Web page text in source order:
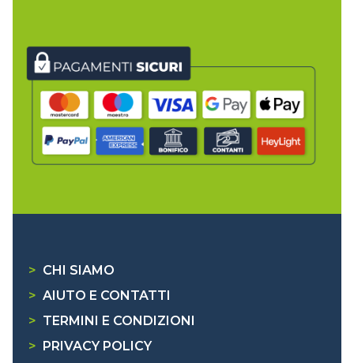
> CHI SIAMO
> AIUTO E CONTATTI
> TERMINI E CONDIZIONI
>
PRIVACY POLICY